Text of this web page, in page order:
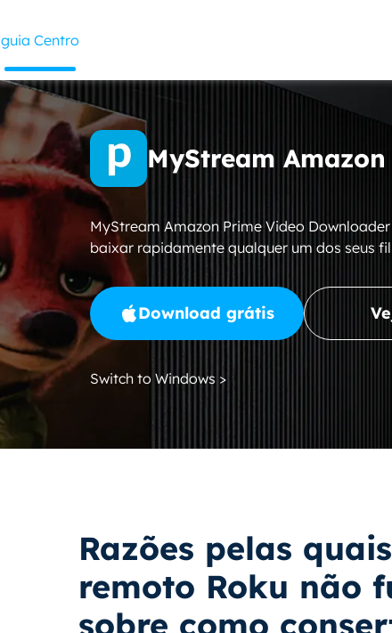
guia Centro
MyStream
MyStream Amazon Prime Video
baixar rapidamente qualquer um dos seus
Download grátis
Switch to Windows >
Razões pelas
remoto Roku não
sobre como